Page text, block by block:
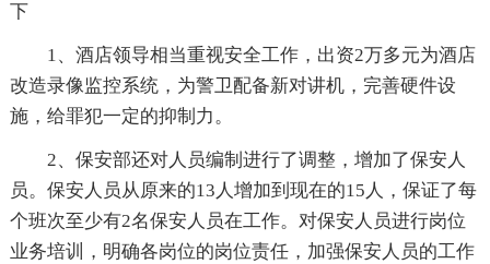
下
1、酒店领导相当重视安全工作，出资2万多元为酒店
改造录像监控系统，为警卫配备新对讲机，完善硬件设
施，给罪犯一定的抑制力。
2、保安部还对人员编制进行了调整，增加了保安人
员。保安人员从原来的13人增加到现在的15人，保证了每
个班次至少有2名保安人员在工作。对保安人员进行岗位
业务培训，明确各岗位的岗位责任，加强保安人员的工作